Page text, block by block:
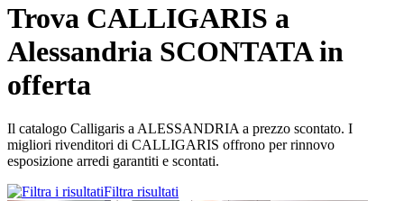
Trova CALLIGARIS a
Alessandria SCONTATA in
offerta
Il catalogo Calligaris a ALESSANDRIA a prezzo scontato. I
migliori rivenditori di CALLIGARIS offrono per rinnovo
esposizione arredi garantiti e scontati.
Filtra risultati